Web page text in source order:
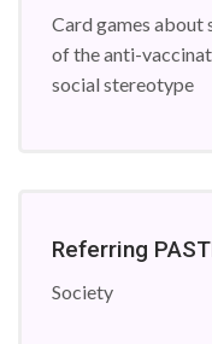
Card games about
of the anti-
social stereotype
Referring
Society